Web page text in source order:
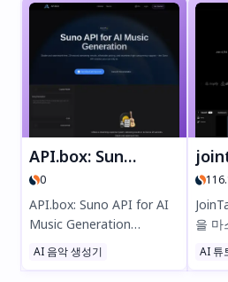
운 어휘 확장을 개인 맞춤형
인터랙티브 학습으로 경험
해보세요. 무료로 시작하고
자신 있게 말해보세요!
수
문
해
업
교하
복하
답변
완벽
타 버
API.box: Suno API for AI Music Generation (Unofficial)
0
API.box: Suno API for AI
Music Generation
(Unofficial) – 텍스트를 고
음질, 워터마크 없는 음악으
AI 음악 생성기
을 마
이기
니
AI 튜